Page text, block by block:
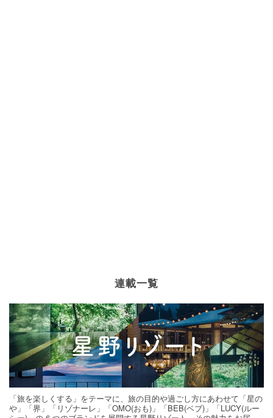
連載一覧
「旅を楽しくする」をテーマに、旅の目的や過ごし方にあわせて「星の
や」「界」「リゾナーレ」「OMO(おも)」「BEB(ベブ)」「LUCY(ルー